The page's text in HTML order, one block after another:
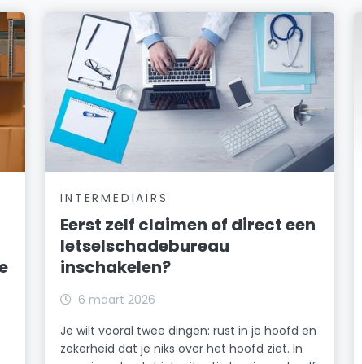
INTERMEDIAIRS
Eerst zelf claimen of direct een
letselschadebureau
inschakelen?
6 maart 2026
Je wilt vooral twee dingen: rust in je hoofd en
zekerheid dat je niks over het hoofd ziet. In